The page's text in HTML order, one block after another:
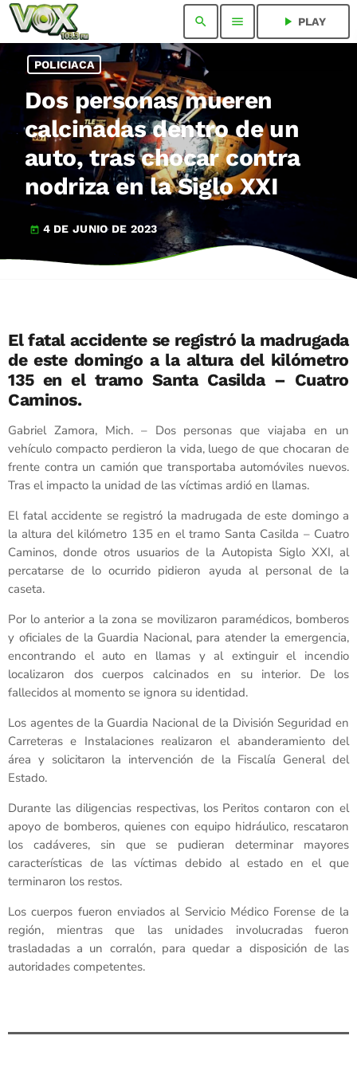
search menu play_arrow PLAY
POLICIACA
Dos personas mueren
calcinadas dentro de un
auto, tras chocar contra
nodriza en la Siglo XXI
today 4 DE JUNIO DE 2023
El fatal accidente se registró la madrugada
de este domingo a la altura del kilómetro
135 en el tramo Santa Casilda – Cuatro
Caminos.
Gabriel Zamora, Mich. – Dos personas que viajaba en un
vehículo compacto perdieron la vida, luego de que chocaran de
frente contra un camión que transportaba automóviles nuevos.
Tras el impacto la unidad de las víctimas ardió en llamas.
El fatal accidente se registró la madrugada de este domingo a
la altura del kilómetro 135 en el tramo Santa Casilda – Cuatro
Caminos, donde otros usuarios de la Autopista Siglo XXI, al
percatarse de lo ocurrido pidieron ayuda al personal de la
caseta.
Por lo anterior a la zona se movilizaron paramédicos, bomberos
y oficiales de la Guardia Nacional, para atender la emergencia,
encontrando el auto en llamas y al extinguir el incendio
localizaron dos cuerpos calcinados en su interior. De los
fallecidos al momento se ignora su identidad.
Los agentes de la Guardia Nacional de la División Seguridad en
Carreteras e Instalaciones realizaron el abanderamiento del
área y solicitaron la intervención de la Fiscalía General del
Estado.
Durante las diligencias respectivas, los Peritos contaron con el
apoyo de bomberos, quienes con equipo hidráulico, rescataron
los cadáveres, sin que se pudieran determinar mayores
características de las víctimas debido al estado en el que
terminaron los restos.
Los cuerpos fueron enviados al Servicio Médico Forense de la
región, mientras que las unidades involucradas fueron
trasladadas a un corralón, para quedar a disposición de las
autoridades competentes.